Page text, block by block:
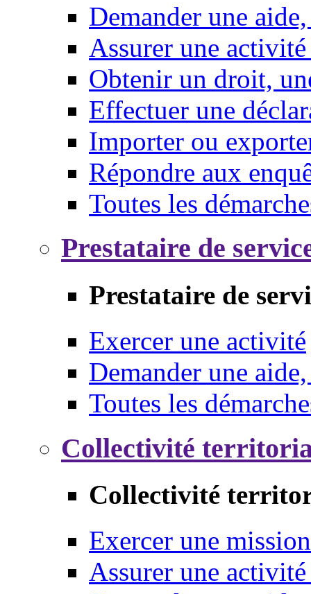
Demander une
Assurer une
Obtenir un droit,
Effectuer une
Importer ou
Répondre aux
Toutes les
Prestataire de
Prestataire de
Exercer une activité
Demander une
Toutes les
Collectivité
Collectivité
Exercer une mission
Assurer une